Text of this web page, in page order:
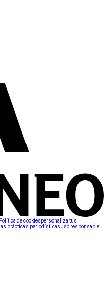
Política de cookiespersonaliza tus
prácticas periodísticasUso responsable